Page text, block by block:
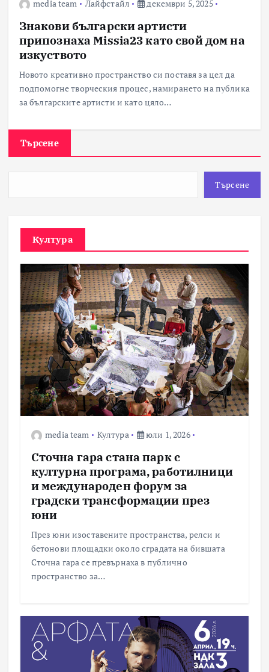
media team Лайфстайл декември 5, 2025
Знакови български артисти
припознаха Missia23 като свой дом на
изкуството
Новото креативно пространство си поставя за цел да
подпомогне творческия процес, намирането на публика
за българските артисти и като цяло…
Търсене
Търсене
Култура
media team Култура юли 1, 2026
Сточна гара стана парк с
културна програма, работилници
и международен форум за
градски трансформации през
юни
През юни изоставените пространства, релси и
бетонови площадки около сградата на бившата
Сточна гара се превърнаха в публично
пространство за…